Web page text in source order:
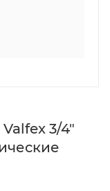
3/4"